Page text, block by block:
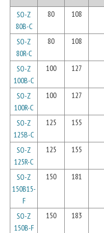
SO-Z
80B-C
80 108
SO-Z
80R-C
80 108
SO-Z
100B-C
100 127
SO-Z
100R-C
100 127
SO-Z
125B-C
125 155
SO-Z
125R-C
125 155
SO-Z
150B15-
F
150 181
SO-Z
150B-F
150 183